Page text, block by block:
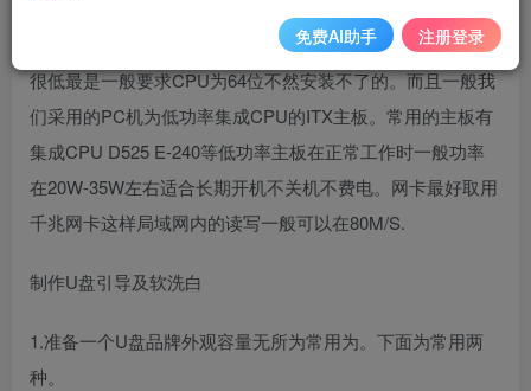
的PC机可以体验白群晖的大多数功能。黑群晖对电脑的要求
很低最是一般要求CPU为64位不然安装不了的。而且一般我
们采用的PC机为低功率集成CPU的ITX主板。常用的主板有
集成CPU D525 E-240等低功率主板在正常工作时一般功率
在20W-35W左右适合长期开机不关机不费电。网卡最好取用
千兆网卡这样局域网内的读写一般可以在80M/S.
制作U盘引导及软洗白
1.准备一个U盘品牌外观容量无所为常用为。下面为常用两
种。
免费AI助手 注册登录